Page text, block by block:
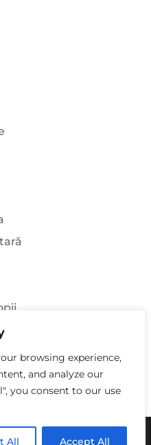
browsing experience,
and analyze our
you consent to our use
All Accept All
la pacienții cu
Stomatologica Dr.